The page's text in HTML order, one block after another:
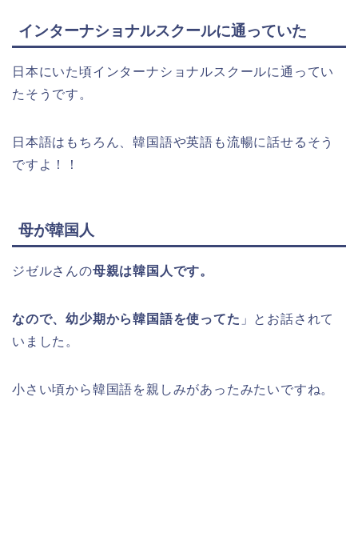
インターナショナルスクールに通っていた
日本にいた頃インターナショナルスクールに通ってい
たそうです。
日本語はもちろん、韓国語や英語も流暢に話せるそう
ですよ！！
母が韓国人
ジゼルさんの母親は韓国人です。
なので、幼少期から韓国語を使ってた 」とお話されて
いました。
小さい頃から韓国語を親しみがあったみたいですね。